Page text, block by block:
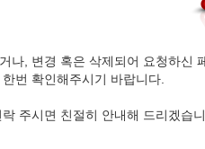
나, 변경 혹은 삭제되어 요청하신
번 확인해주시기 바랍니다.
락 주시면 친절히 안내해 드리겠습